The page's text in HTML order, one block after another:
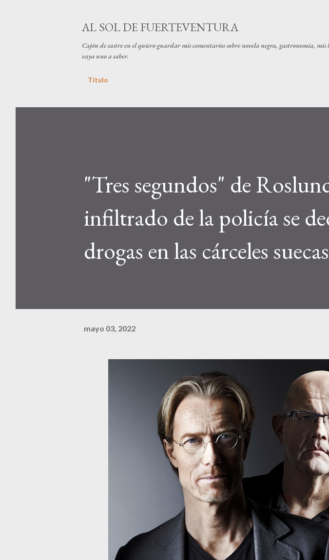
AL SOL DE FUERTEVENTURA
Cajón de sastre en el quiero guardar mis comentarios sobre novela negra, gastronomía,
vaya uno a saber.
Título
"Tres segundos" de
infiltrado de la policía se
drogas en las cárceles suecas
mayo 03, 2022